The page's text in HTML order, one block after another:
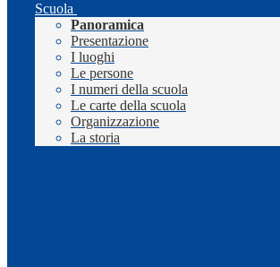
Scuola
Panoramica
Presentazione
I luoghi
Le persone
I numeri della scuola
Le carte della scuola
Organizzazione
La storia